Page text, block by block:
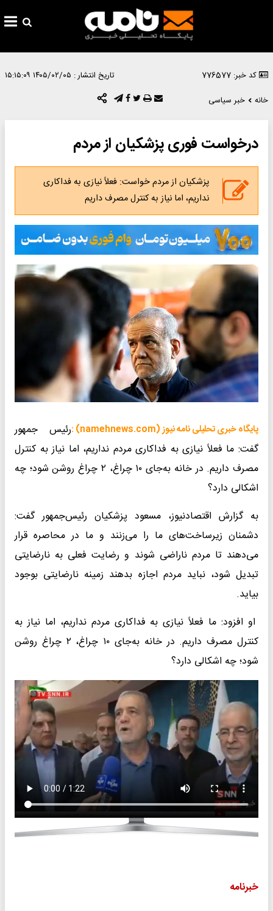
کد خبر: 776577 تاریخ انتشار : ۱۴۰۵/۰۲/۰۵ ۱۵:۱۵:۰۹
خانه
خبر سیاسی
درخواست فوری پزشکیان از مردم
پزشکیان از مردم خواست: فعلاً نیازی به فداکاری
نداریم، اما نیاز به کنترل مصرف داریم
پایگاه خبری تحلیلی نامه نیوز (namehnews.com) :
رئیس جمهور
گفت: ما فعلاً نیازی به فداکاری مردم نداریم، اما نیاز به کنترل
مصرف داریم. در خانه به‌جای ۱۰ چراغ، ۲ چراغ روشن شود؛ چه
اشکالی دارد؟
به گزارش اقتصادنیوز، مسعود پزشکیان رئیس‌جمهور گفت:
دشمنان زیرساخت‌های ما را می‌زنند و ما در محاصره قرار
می‌دهند تا مردم ناراضی شوند و رضایت فعلی به نارضایتی
تبدیل شود، نباید مردم اجازه بدهند زمینه نارضایتی بوجود
بیاید.
او افزود: ما فعلاً نیازی به فداکاری مردم نداریم، اما نیاز به
کنترل مصرف داریم. در خانه به‌جای ۱۰ چراغ، ۲ چراغ روشن
شود؛ چه اشکالی دارد؟
خبرنامه